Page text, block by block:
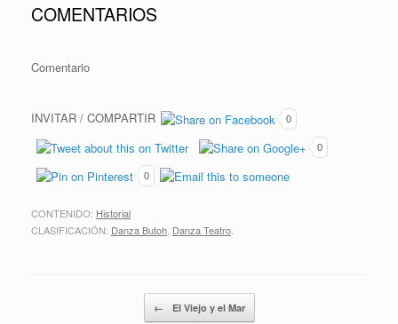
COMENTARIOS
Comentario
INVITAR / COMPARTIR 0
0
0
CONTENIDO: Historial
CLASIFICACIÓN: Danza Butoh Danza Teatro
← El Viejo y el Mar